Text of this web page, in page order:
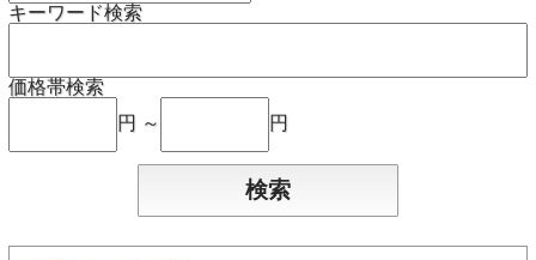
キーワード検索
価格帯検索
円 ～
円